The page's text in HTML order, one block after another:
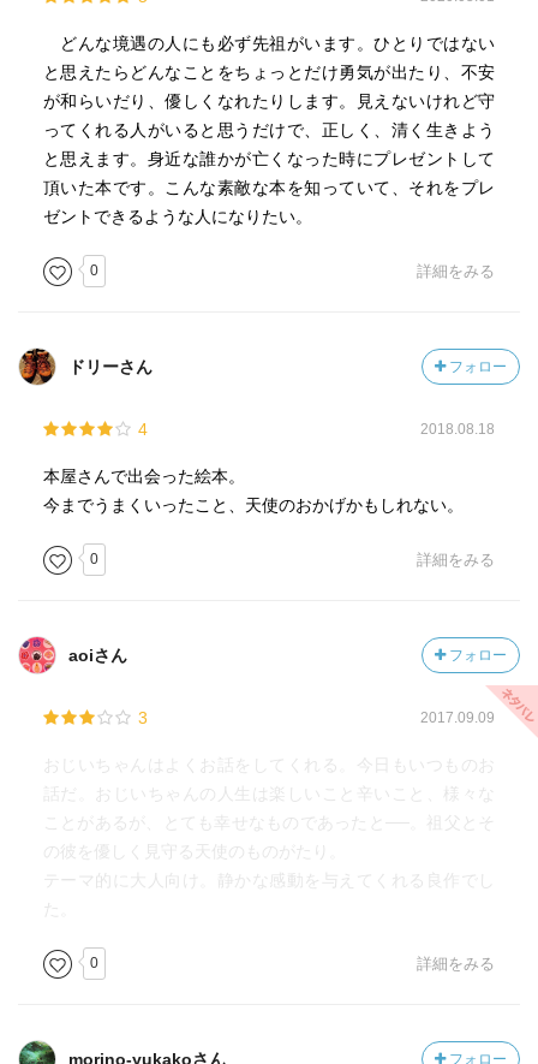
どんな境遇の人にも必ず先祖がいます。ひとりではない
と思えたらどんなことをちょっとだけ勇気が出たり、不安
が和らいだり、優しくなれたりします。見えないけれど守
ってくれる人がいると思うだけで、正しく、清く生きよう
と思えます。身近な誰かが亡くなった時にプレゼントして
頂いた本です。こんな素敵な本を知っていて、それをプレ
ゼントできるような人になりたい。
0 詳細をみる
ドリーさん フォロー
4 2018.08.18
本屋さんで出会った絵本。
今までうまくいったこと、天使のおかげかもしれない。
0 詳細をみる
aoiさん フォロー
3 2017.09.09
おじいちゃんはよくお話をしてくれる。今日もいつものお
話だ。おじいちゃんの人生は楽しいこと辛いこと、様々な
ことがあるが、とても幸せなものであったと──。祖父とそ
の彼を優しく見守る天使のものがたり。
テーマ的に大人向け。静かな感動を与えてくれる良作でし
た。
0 詳細をみる
morino-yukakoさん フォロー